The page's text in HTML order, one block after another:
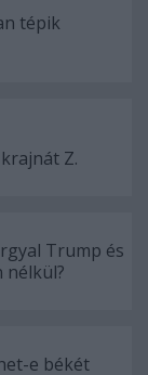
tépik
Z.
Trump és
nélkül?
e békét